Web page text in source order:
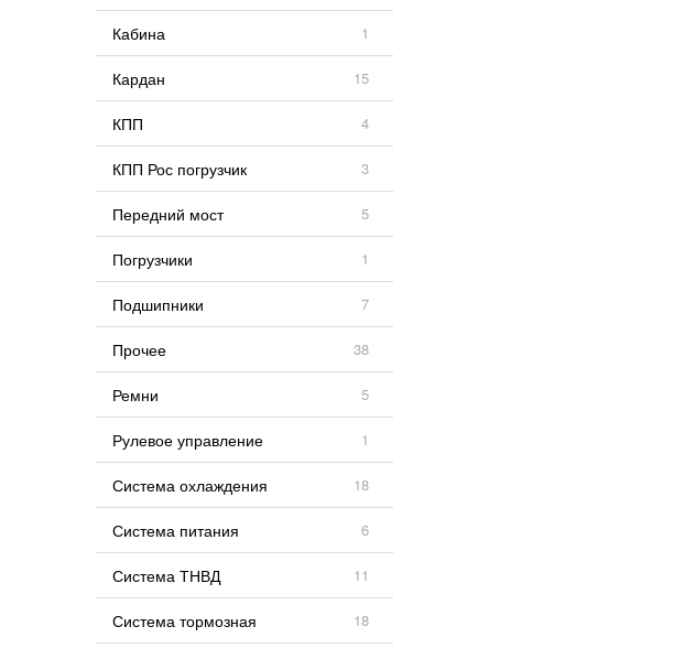
Кабина 1
Кардан 15
КПП 4
КПП Рос погрузчик 3
Передний мост 5
Погрузчики 1
Подшипники 7
Прочее 38
Ремни 5
Рулевое управление 1
Система охлаждения 18
Система питания 6
Система ТНВД 11
Система тормозная 18